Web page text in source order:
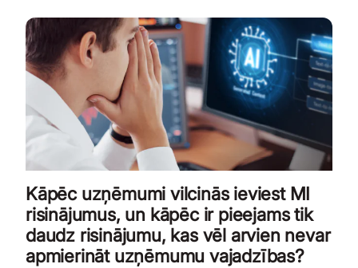
Kāpēc uzņēmumi vilcinās ieviest MI
risinājumus, un kāpēc ir pieejams tik
daudz risinājumu, kas vēl arvien nevar
apmierināt uzņēmumu vajadzības?